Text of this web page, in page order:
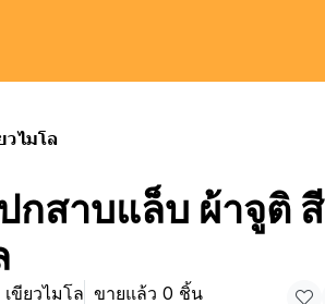
วไมโล
กสาบแล็บ ผ้าจูติ สี
เขียวไมโล ขายแล้ว 0 ชิ้น